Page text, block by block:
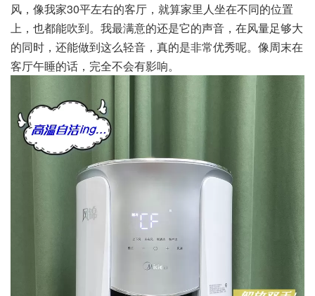
风，像我家30平左右的客厅，就算家里人坐在不同的位置
上，也都能吹到。我最满意的还是它的声音，在风量足够大
的同时，还能做到这么轻音，真的是非常优秀呢。像周末在
客厅午睡的话，完全不会有影响。